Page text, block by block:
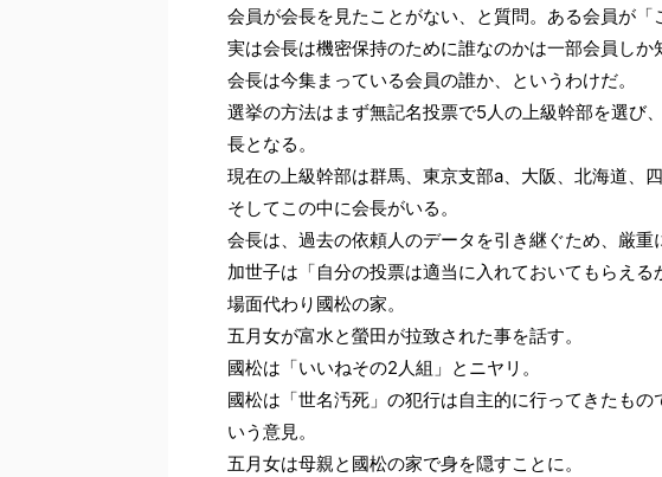
会員が会長を見たことがない、と質問。ある会員が「
実は会長は機密保持のために誰なのかは一部会員しか
会長は今集まっている会員の誰か、というわけだ。
選挙の方法はまず無記名投票で5人の上級幹部を選び
長となる。
現在の上級幹部は群馬、東京支部a、大阪、北海道、四
そしてこの中に会長がいる。
会長は、過去の依頼人のデータを引き継ぐため、厳重
加世子は「自分の投票は適当に入れておいてもらえる
場面代わり國松の家。
五月女が富水と螢田が拉致された事を話す。
國松は「いいねその2人組」とニヤリ。
國松は「世名汚死」の犯行は自主的に行ってきたも
いう意見。
五月女は母親と國松の家で身を隠すことに。